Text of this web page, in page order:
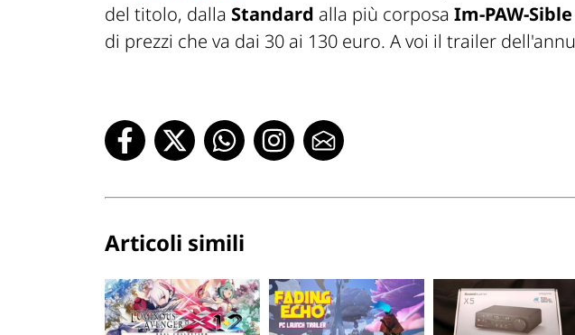
del titolo, dalla Standard alla più corposa Im-PAW-
di prezzi che va dai 30 ai 130 euro. A voi il trailer
Articoli simili